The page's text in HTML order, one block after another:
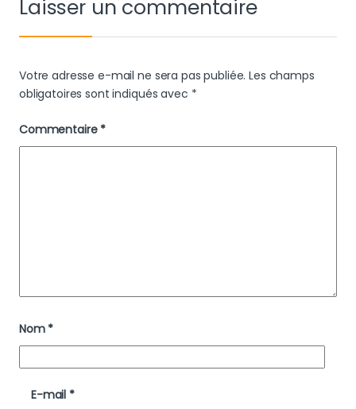
Laisser un commentaire
Votre adresse e-mail ne sera pas publiée. Les champs
obligatoires sont indiqués avec *
Commentaire *
Nom *
E-mail *